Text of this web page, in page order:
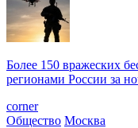
Более 150 вражеских
регионами России за
corner
Общество Москва